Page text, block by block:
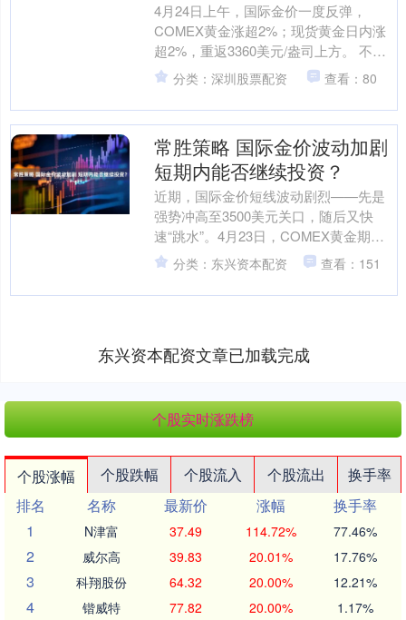
4月24日上午，国际金价一度反弹，
COMEX黄金涨超2%；现货黄金日内涨
超2%，重返3360美元/盎司上方。 不过
截至发稿，国际金价较日内高点大幅回
落。现货黄金....
分类：深圳股票配资 查看：80
常胜策略 国际金价波动加剧
短期内能否继续投资？
近期，国际金价短线波动剧烈——先是
强势冲高至3500美元关口，随后又快
速“跳水”。4月23日，COMEX黄金期货
日内跌幅近4%，伦敦现货黄金跌破3300
美元大关....
分类：东兴资本配资 查看：151
东兴资本配资文章已加载完成
个股实时涨跌榜
个股涨幅 个股跌幅 个股流入 个股流出
换手率
排名
名称 最新价 涨幅
换手率
1
N津富 37.49 114.72% 77.46%
2 威尔高 39.83 20.01% 17.76%
3 科翔股份 64.32 20.00% 12.21%
4 锴威特 77.82 20.00% 1.17%